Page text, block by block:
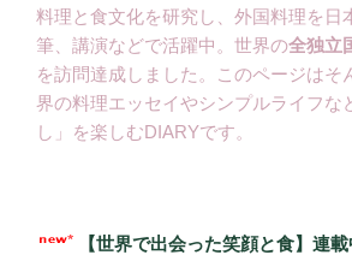
料理と食文化を研究し、外国料理を日
筆、講演などで活躍中。世界の全独立
を訪問達成しました。このページはそ
界の料理エッセイやシンプルライフな
し」を楽しむDIARYです。
【世界で出会った笑顔と食】連載